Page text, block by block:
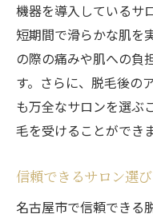
機器を導入しているサ
短期間で滑らかな肌を
の際の痛みや肌への負
す。さらに、脱毛後の
も万全なサロンを選ぶ
毛を受けることができま
信頼できるサロン選
名古屋市で信頼できる